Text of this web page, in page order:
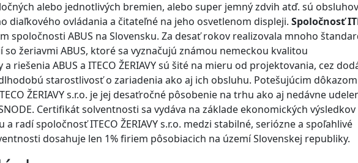
alebo jednotlivých bremien, alebo super jemný zdvih atď. sú
diaľkového ovládania a čitateľné na jeho osvetlenom displeji. Spoločnosť
spoločnosti ABUS na Slovensku. Za desať rokov realizovala mnoho
žeriavmi ABUS, ktoré sa vyznačujú známou nemeckou kvalitou
riešenia ABUS a ITECO ŽERIAVY sú šité na mieru od projektovania, cez
starostlivosť o zariadenia ako aj ich obsluhu. Potešujúcim dôkazom
ŽERIAVY s.r.o. je jej desaťročné pôsobenie na trhu ako aj nedávne
Certifikát solventnosti sa vydáva na základe ekonomických výsledkov
radí spoločnosť ITECO ŽERIAVY s.r.o. medzi stabilné, seriózne a spoľahlivé
dosahuje len 1% firiem pôsobiacich na území Slovenskej republiky.